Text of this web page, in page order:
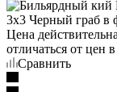
Цена
отличаться от цен
Сравнить